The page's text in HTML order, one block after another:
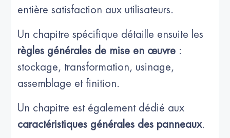
entière satisfaction aux utilisateurs.
Un chapitre spécifique détaille ensuite les
règles générales de mise en œuvre :
stockage, transformation, usinage,
assemblage et finition.
Un chapitre est également dédié aux
caractéristiques générales des panneaux.